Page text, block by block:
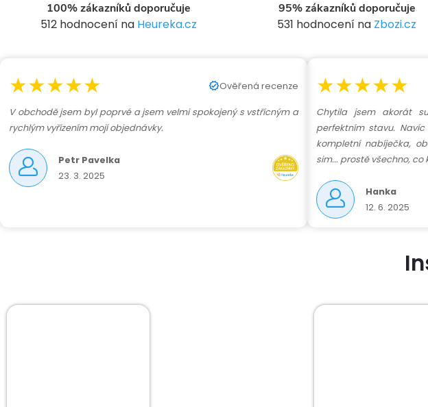
100% zákazníků doporučuje
512 hodnocení na Heureka.cz
95% zákazníků doporučuje
531 hodnocení na Zbozi.cz
★★★★★ Ověřená recenze
V obchodě jsem byl poprvé a jsem velmi spokojený s vstřícným a
rychlým vyřízením mojí objednávky.
Petr Pavelka
23. 3. 2025
★★★★★
Chytila jsem akorát
perfektním stavu.
kompletní nabíječka,
sim... prostě všechno,
Hanka
12. 6. 2025